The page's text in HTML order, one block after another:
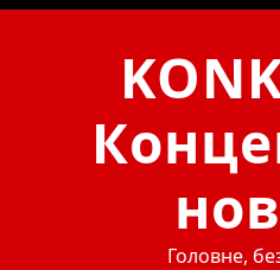
Головне,